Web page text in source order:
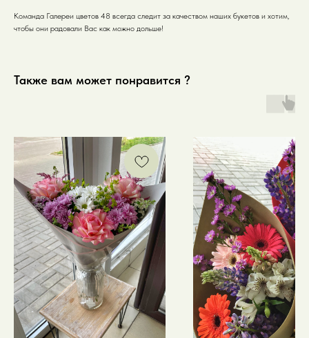
Команда Галереи цветов 48 всегда следит за качеством наших букетов и хотим,
чтобы они радовали Вас как можно дольше!
Также вам может понравится ?